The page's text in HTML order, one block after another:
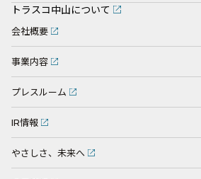
トラスコ中山について
会社概要
事業内容
プレスルーム
IR情報
やさしさ、未来へ